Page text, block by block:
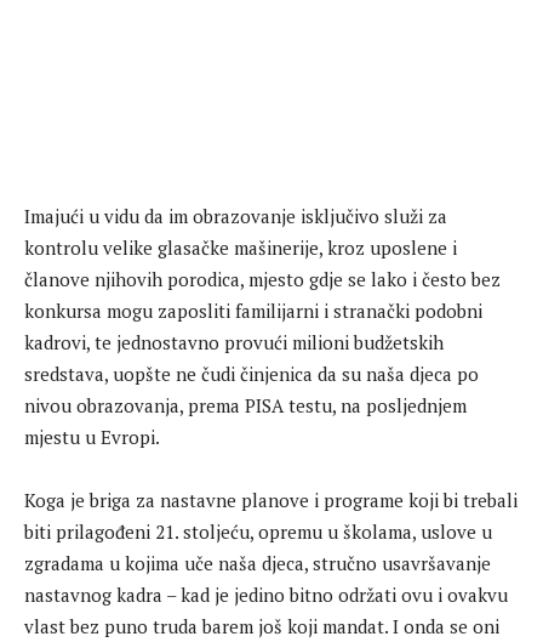
Imajući u vidu da im obrazovanje isključivo služi za
kontrolu velike glasačke mašinerije, kroz uposlene i
članove njihovih porodica, mjesto gdje se lako i često bez
konkursa mogu zaposliti familijarni i stranački podobni
kadrovi, te jednostavno provući milioni budžetskih
sredstava, uopšte ne čudi činjenica da su naša djeca po
nivou obrazovanja, prema PISA testu, na posljednjem
mjestu u Evropi.
Koga je briga za nastavne planove i programe koji bi trebali
biti prilagođeni 21. stoljeću, opremu u školama, uslove u
zgradama u kojima uče naša djeca, stručno usavršavanje
nastavnog kadra – kad je jedino bitno održati ovu i ovakvu
vlast bez puno truda barem još koji mandat. I onda se oni